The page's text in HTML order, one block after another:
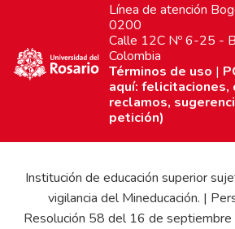
Línea de atención
0200
Calle 12C Nº 6-25 -
Colombia
Términos de uso |
aquí: felicitaciones,
reclamos,
petición)
Institución de educación superior
vigilancia del Mineducación. |
Resolución 58 del 16 de